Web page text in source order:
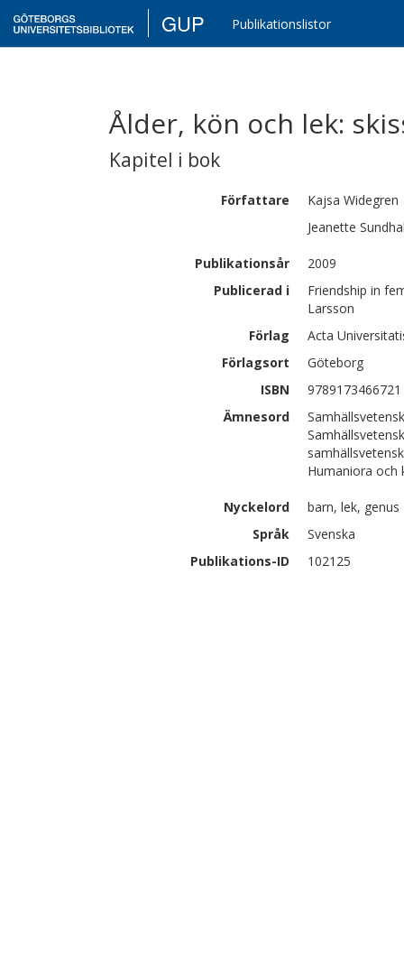
GUP Publikationslistor
Ålder, kön och lek:
Kapitel i bok
Författare Kajsa Widegren
Jeanette
Publikationsår
2009
Publicerad i
Friendship in
Larsson
Förlag
Acta
Förlagsort
Göteborg
ISBN
9789173466721
Ämnesord
Humaniora
Nyckelord
barn, lek, genus
Språk
Svenska
Publikations-ID
102125